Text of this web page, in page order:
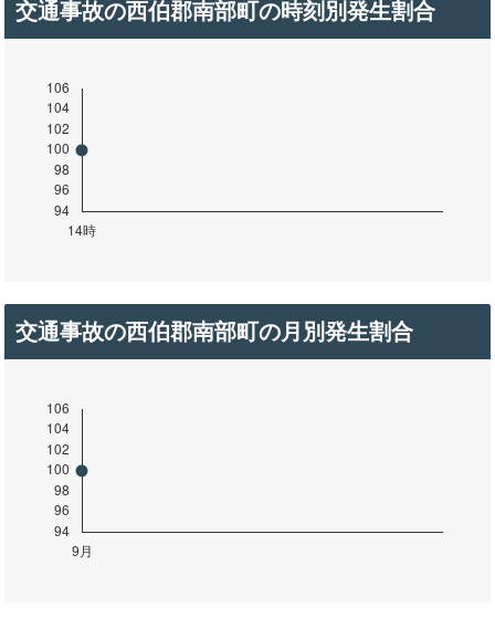
交通事故の西伯郡南部町の時刻別発生割合
交通事故の西伯郡南部町の月別発生割合